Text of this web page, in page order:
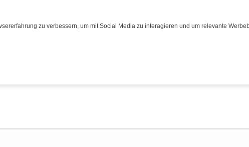
zu verbessern, um mit Social Media zu interagieren und um relevante